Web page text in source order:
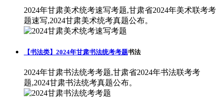
2024年甘肃美术统考速写考题,甘肃省2024年美术联考考
题速写,2024甘肃美术统考真题公布。
【书法类】2024年甘肃书法统考考题书法
2024年甘肃书法统考考题,甘肃省2024年书法联考考
题,2024甘肃书法统考真题公布。